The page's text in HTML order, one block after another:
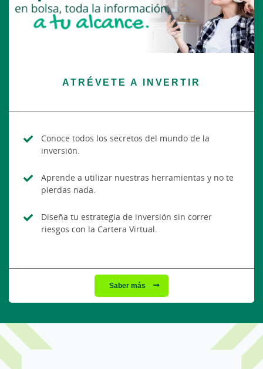
ATRÉVETE A INVERTIR
Conoce todos los secretos del mundo de la
inversión.
Aprende a utilizar nuestras herramientas y no te
pierdas nada.
Diseña tu estrategia de inversión sin correr
riesgos con la Cartera Virtual.
Saber más